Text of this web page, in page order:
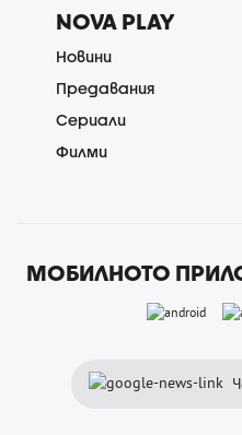
NOVA PLAY
Новини
Предавания
Сериали
Филми
МОБИЛНОТО